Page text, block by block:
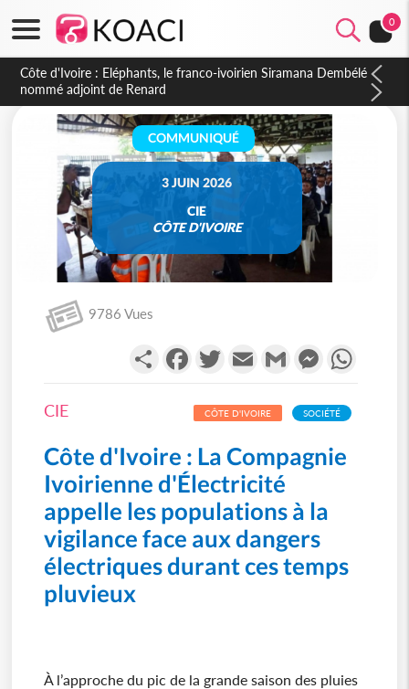
0
Cameroun : 5 combattants séparatistes neutralisés, le Mindef
dément les rumeurs d'exactions des civils
COMMUNIQUÉ
3 JUIN 2026
CIE
CÔTE D'IVOIRE
9786 Vues
PartagerFacebookTwitterEmail Gmail Messenger
CIE CÔTE D'IVOIRE SOCIÉTÉ
Côte d'Ivoire : La Compagnie
Ivoirienne d'Électricité
appelle les populations à la
vigilance face aux dangers
électriques durant ces temps
pluvieux
À l’approche du pic de la grande saison des pluies